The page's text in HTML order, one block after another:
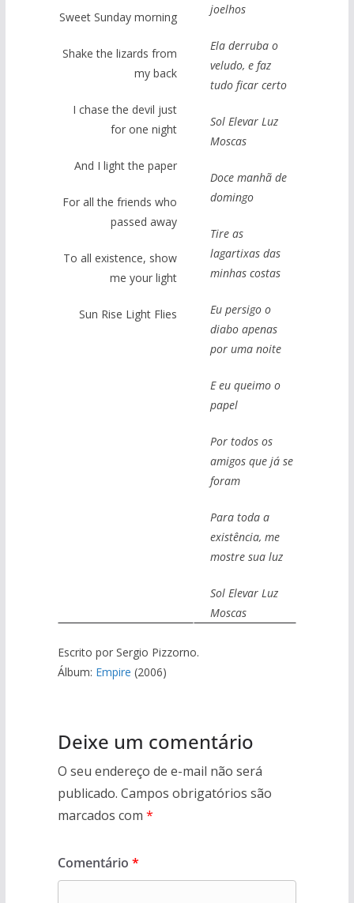
Sweet Sunday morning
Shake the lizards from
my back
I chase the devil just
for one night
And I light the paper
For all the friends who
passed away
To all existence, show
me your light
Sun Rise Light Flies
joelhos
Ela derruba o
veludo, e faz
tudo ficar certo
Sol Elevar Luz
Moscas
Doce manhã de
domingo
Tire as
lagartixas das
minhas costas
Eu persigo o
diabo apenas
por uma noite
E eu queimo o
papel
Por todos os
amigos que já se
foram
Para toda a
existência, me
mostre sua luz
Sol Elevar Luz
Moscas
Escrito por Sergio Pizzorno.
Álbum: Empire (2006)
Deixe um comentário
O seu endereço de e-mail não será
publicado. Campos obrigatórios são
marcados com *
Comentário *